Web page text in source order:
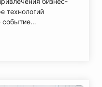
технологий
событие…